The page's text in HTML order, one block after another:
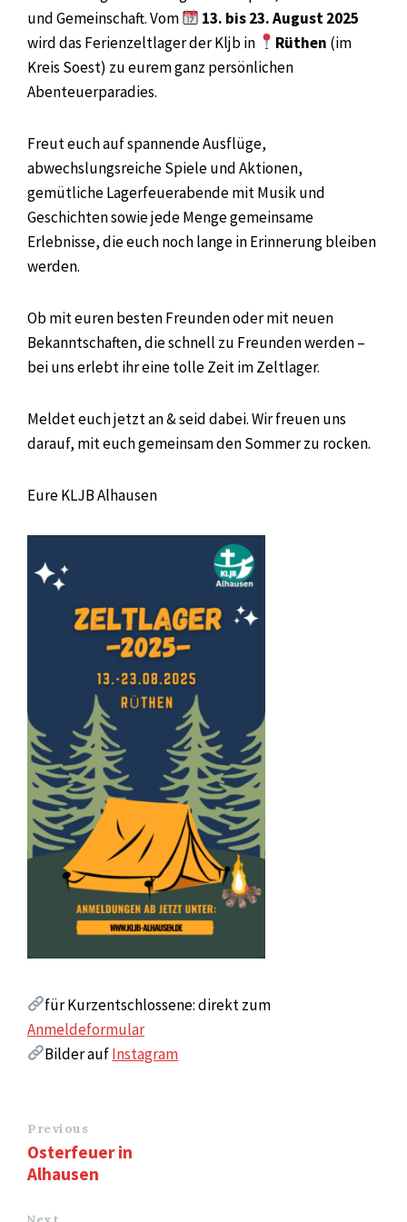
und Gemeinschaft. Vom
13. bis 23. August 2025
wird das Ferienzeltlager der Kljb in
Rüthen (im
Kreis Soest) zu eurem ganz persönlichen
Abenteuerparadies.
Freut euch auf spannende Ausflüge,
abwechslungsreiche Spiele und Aktionen,
gemütliche Lagerfeuerabende mit Musik und
Geschichten sowie jede Menge gemeinsame
Erlebnisse, die euch noch lange in Erinnerung bleiben
werden.
Ob mit euren besten Freunden oder mit neuen
Bekanntschaften, die schnell zu Freunden werden –
bei uns erlebt ihr eine tolle Zeit im Zeltlager.
Meldet euch jetzt an & seid dabei. Wir freuen uns
darauf, mit euch gemeinsam den Sommer zu rocken.
Eure KLJB Alhausen
für Kurzentschlossene: direkt zum
Anmeldeformular
Bilder aufInstagram
Previous
Osterfeuer in
Alhausen